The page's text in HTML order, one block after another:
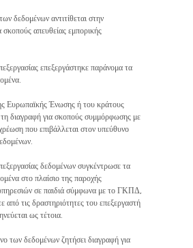
δεδομένων αντιτίθεται στην
σκοπούς απευθείας εμπορικής
επεξεργάστηκε παράνομα τα
Ευρωπαϊκής Ένωσης ή του κράτους
τη διαγραφή για σκοπούς συμμόρφωσης με
που επιβάλλεται στον υπεύθυνο
δεδομένων συγκέντρωσε τα
στο πλαίσιο της παροχής
σε παιδιά σύμφωνα με το ΓΚΠΔ,
από τις δραστηριότητες του επεξεργαστή
ως τέτοια.
των δεδομένων ζητήσει διαγραφή για